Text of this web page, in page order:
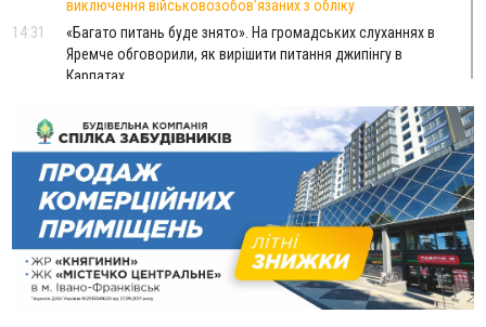
виключення військовозобов’язаних з обліку
14:31
«Багато питань буде знято». На громадських слуханнях в
Яремче обговорили, як вирішити питання джипінгу в
Карпатах
5 «тихих» хвороб, які виявляє профілактичне обстеження
13:30
ФОТО На Надрічній тривають останні приготування до
нового руху
12:57
У Франківську зафіксували найбільшу спеку за всю історію
спостережень
12:24
Лікування наркоманії Київ: чому важливо розпочати
терапію якомога раніше
12:00
Франківця, який у Косові викрав за магазину понад 640
тисяч гривень у валюті, засудили до 5 років